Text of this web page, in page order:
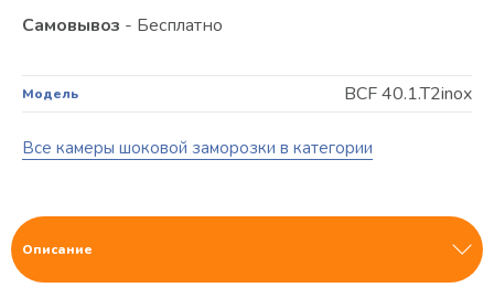
Модель ВСF 40.1.T2inox
Все камеры шоковой заморозки в категории
Самовывоз - Бесплатно
Описание